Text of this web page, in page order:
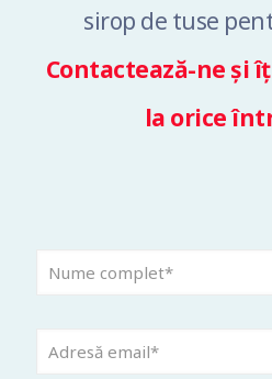
sirop de tuse
Contactează-ne și
la orice